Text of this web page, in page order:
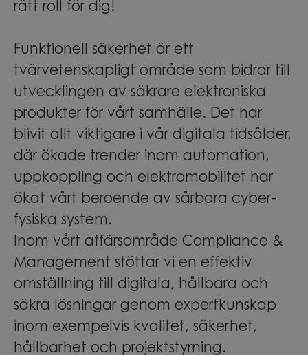
rätt roll för dig!
Funktionell säkerhet är ett
tvärvetenskapligt område som bidrar till
utvecklingen av säkrare elektroniska
produkter för vårt samhälle. Det har
blivit allt viktigare i vår digitala tidsålder,
där ökade trender inom automation,
uppkoppling och elektromobilitet har
ökat vårt beroende av sårbara cyber-
fysiska system.
Inom vårt affärsområde Compliance &
Management stöttar vi en effektiv
omställning till digitala, hållbara och
säkra lösningar genom expertkunskap
inom exempelvis kvalitet, säkerhet,
hållbarhet och projektstyrning.